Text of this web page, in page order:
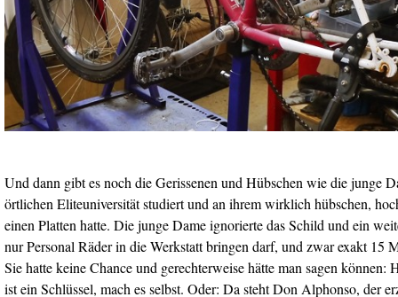
Und dann gibt es noch die Gerissenen und Hübschen wie die junge
örtlichen Eliteuniversität studiert und an ihrem wirklich hübschen,
einen Platten hatte. Die junge Dame ignorierte das Schild und ein
nur Personal Räder in die Werkstatt bringen darf, und zwar exakt 15
Sie hatte keine Chance und gerechterweise hätte man sagen können:
ist ein Schlüssel, mach es selbst. Oder: Da steht Don Alphonso, der